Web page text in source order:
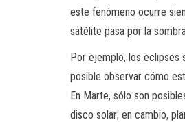
este fenómeno ocurre
satélite pasa por la
Por ejemplo, los eclipses
posible observar cómo
En Marte, sólo son
disco solar; en cambio,